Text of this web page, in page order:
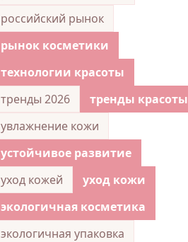
российский рынок
рынок косметики
технологии красоты
тренды 2026
тренды красоты
увлажнение кожи
устойчивое развитие
уход кожей
уход кожи
экологичная косметика
экологичная упаковка